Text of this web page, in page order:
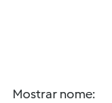
Mostrar nome: